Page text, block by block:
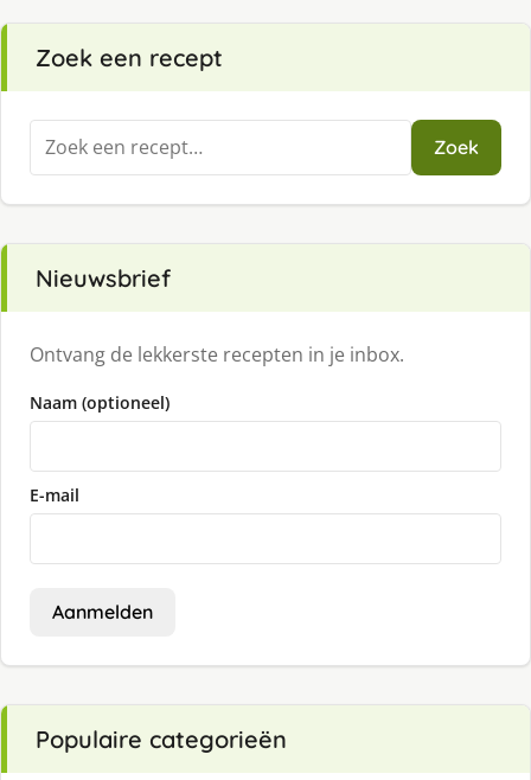
Zoek een recept
Zoeken
naar:
Zoek
Nieuwsbrief
Ontvang de lekkerste recepten in je inbox.
Naam (optioneel)
E-mail
Aanmelden
Populaire categorieën